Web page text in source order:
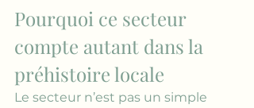
Pourquoi ce secteur
compte autant dans la
préhistoire locale
Le secteur n’est pas un simple